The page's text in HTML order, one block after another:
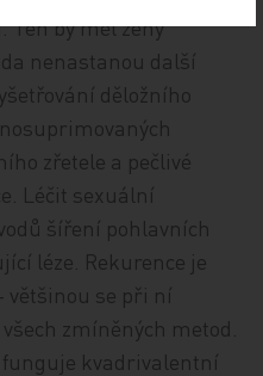
Ten by měl ženy
nenastanou další
děložního
zřetele a pečlivé
Léčit sexuální
šíření pohlavních
léze. Rekurence je
většinou se při ní
zmíněných metod.
funguje kvadrivalentní